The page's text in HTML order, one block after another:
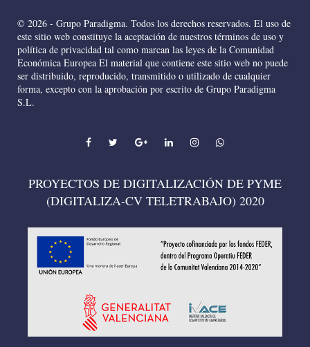
© 2026 - Grupo Paradigma. Todos los derechos reservados. El uso de
este sitio web constituye la aceptación de nuestros términos de uso y
política de privacidad tal como marcan las leyes de la Comunidad
Económica Europea El material que contiene este sitio web no puede
ser distribuido, reproducido, transmitido o utilizado de cualquier
forma, excepto con la aprobación por escrito de Grupo Paradigma
S.L.
PROYECTOS DE DIGITALIZACIÓN DE PYME
(DIGITALIZA-CV TELETRABAJO) 2020